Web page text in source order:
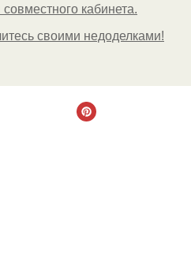
совместного кабинета.
своими недоделками!